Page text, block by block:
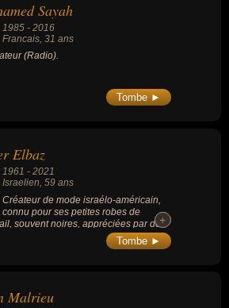
Sayah
1985 - 2016
Francais, 31 ans
(Radio).
Tombe ►
Elbaz
1961 - 2021
Israelien , 59 ans
Créateur de mode israélo-américain,
connu pour ses petites robes de
souvent noires, appréciées par de
actrices hollywoodiennes.
par le milieu de la mode pour son
+
+
Tombe ►
Malrieu